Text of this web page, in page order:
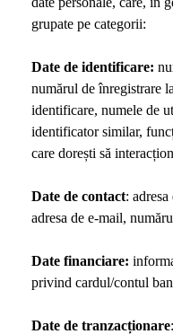
grupate pe categorii:
Date de identificare:
numărul de înregistrare
identificare, numele de
identificator similar,
care dorești să
Date de contact:
adresa de e-mail,
Date financiare:
privind cardul/contul
Date de tranzacționare